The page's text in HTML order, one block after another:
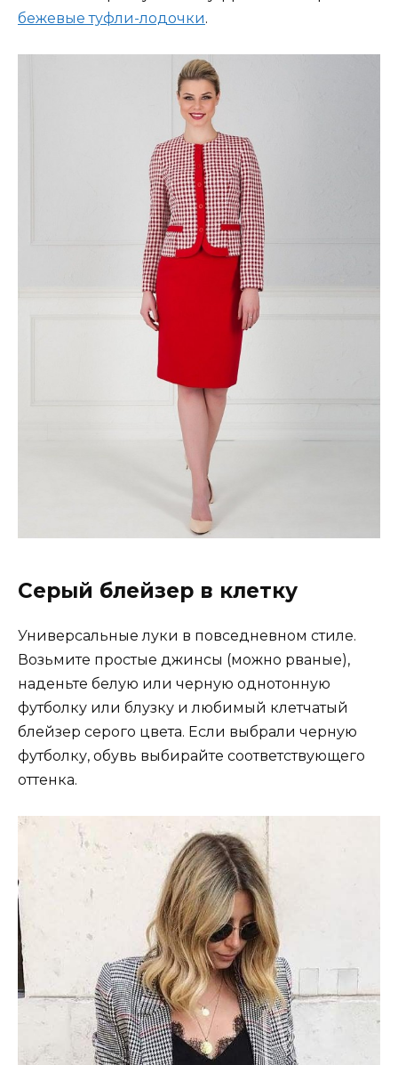
бежевые туфли-лодочки.
Серый блейзер в клетку
Универсальные луки в повседневном стиле.
Возьмите простые джинсы (можно рваные),
наденьте белую или черную однотонную
футболку или блузку и любимый клетчатый
блейзер серого цвета. Если выбрали черную
футболку, обувь выбирайте соответствующего
оттенка.